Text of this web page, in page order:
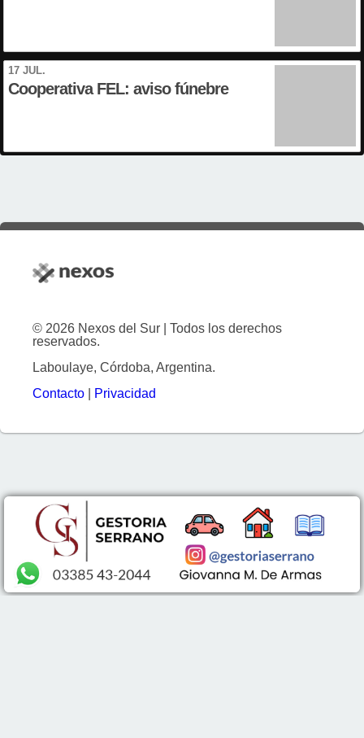
17 JUL.
Cooperativa FEL: aviso fúnebre
© 2026 Nexos del Sur | Todos los derechos
reservados.
Laboulaye, Córdoba, Argentina.
Contacto
Privacidad